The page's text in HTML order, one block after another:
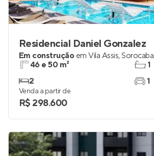
Residencial Daniel Gonzalez
Em construção em Vila Assis,Sorocaba
46 e 50 m²
2
1
1
Venda a partir de
R$ 298.600